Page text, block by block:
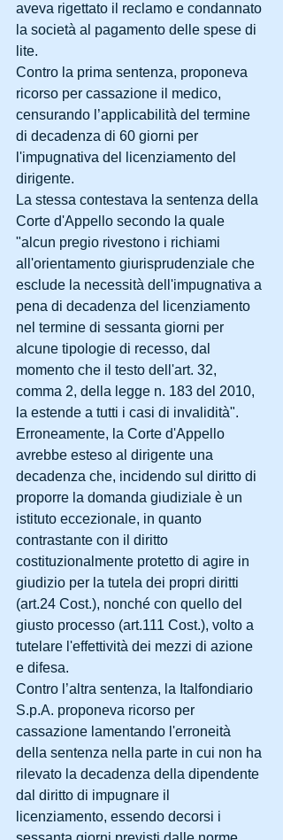
aveva rigettato il reclamo e condannato
la società al pagamento delle spese di
lite.
Contro la prima sentenza, proponeva
ricorso per cassazione il medico,
censurando l’applicabilità del termine
di decadenza di 60 giorni per
l'impugnativa del licenziamento del
dirigente.
La stessa contestava la sentenza della
Corte d'Appello secondo la quale
"alcun pregio rivestono i richiami
all'orientamento giurisprudenziale che
esclude la necessità dell'impugnativa a
pena di decadenza del licenziamento
nel termine di sessanta giorni per
alcune tipologie di recesso, dal
momento che il testo dell'art. 32,
comma 2, della legge n. 183 del 2010,
la estende a tutti i casi di invalidità".
Erroneamente, la Corte d'Appello
avrebbe esteso al dirigente una
decadenza che, incidendo sul diritto di
proporre la domanda giudiziale è un
istituto eccezionale, in quanto
contrastante con il diritto
costituzionalmente protetto di agire in
giudizio per la tutela dei propri diritti
(art.24 Cost.), nonché con quello del
giusto processo (art.111 Cost.), volto a
tutelare l'effettività dei mezzi di azione
e difesa.
Contro l’altra sentenza, la Italfondiario
S.p.A. proponeva ricorso per
cassazione lamentando l'erroneità
della sentenza nella parte in cui non ha
rilevato la decadenza della dipendente
dal diritto di impugnare il
licenziamento, essendo decorsi i